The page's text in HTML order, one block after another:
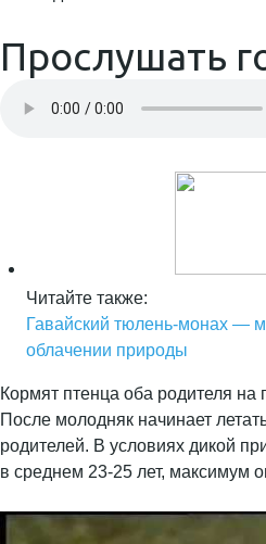
Прослушать
Читайте также:
Гавайский тюлень-монах —
облачении природы
Кормят птенца оба родителя
После молодняк начинает
родителей. В условиях дикой
в среднем 23-25 лет, максимум